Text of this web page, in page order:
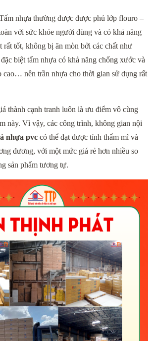
nhựa thường được được phủ lớp flouro –
với sức khỏe người dùng và có khả năng
rất tốt, không bị ăn mòn bởi các chất như
biệt tấm nhựa có khả năng chống xước và
cao… nên trần nhựa cho thời gian sử dụng rất
thành cạnh tranh luôn là ưu điểm vô cùng
này. Vì vậy, các công trình, không gian nội
nhựa pvc có thể đạt được tính thẩm mĩ và
đương, với một mức giá rẻ hơn nhiều so
sản phẩm tương tự.